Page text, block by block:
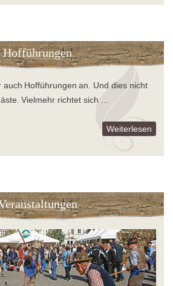
Hofführungen
Hofführungen an. Und dies nicht
Vielmehr richtet sich ...
Weiterlesen